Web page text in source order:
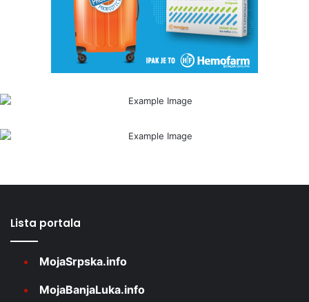
Lista portala
MojaSrpska.info
MojaBanjaLuka.info